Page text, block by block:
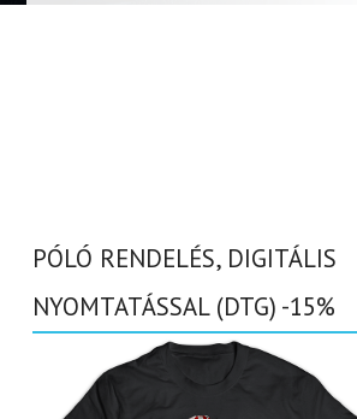
PÓLÓ RENDELÉS, DIGITÁLIS
NYOMTATÁSSAL (DTG) -15%